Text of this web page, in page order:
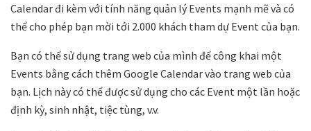
Calendar đi kèm với tính năng quản lý Events mạnh mẽ và có
thể cho phép bạn mời tới 2.000 khách tham dự Event của bạn.
Bạn có thể sử dụng trang web của mình để công khai một
Events bằng cách thêm Google Calendar vào trang web của
bạn. Lịch này có thể được sử dụng cho các Event một lần hoặc
định kỳ, sinh nhật, tiệc tùng, v.v.